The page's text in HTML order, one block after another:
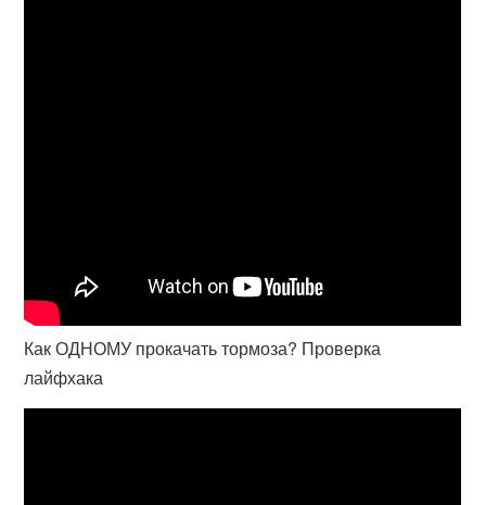
Как ОДНОМУ прокачать тормоза? Проверка
лайфхака